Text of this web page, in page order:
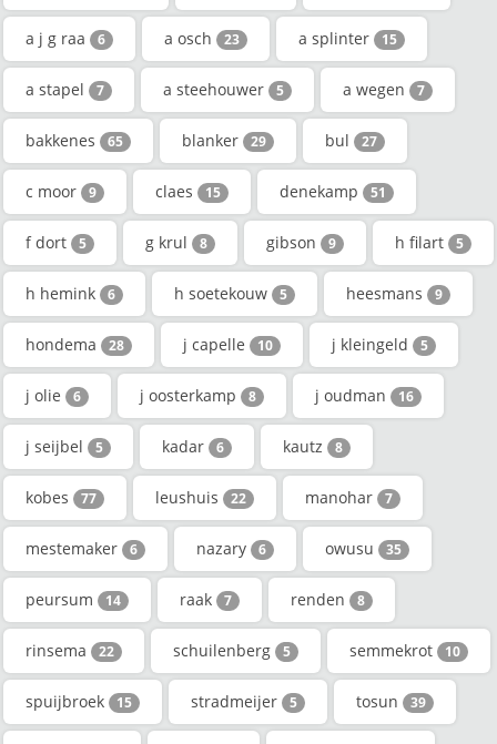
a j g raa 6 a osch 23 a splinter 15
a stapel 7 a steehouwer 5 a wegen 7
bakkenes 65 blanker 29 bul 27
c moor 9 claes 15 denekamp 51
f dort 5 g krul 8 gibson 9 h filart 5
h hemink 6 h soetekouw 5 heesmans 9
hondema 28 j capelle 10 j kleingeld 5
j olie 6 j oosterkamp 8 j oudman 16
j seijbel 5 kadar 6 kautz 8
kobes 77 leushuis 22 manohar 7
mestemaker 6 nazary 6 owusu 35
peursum 14 raak 7 renden 8
rinsema 22 schuilenberg 5 semmekrot 10
spuijbroek 15 stradmeijer 5 tosun 39